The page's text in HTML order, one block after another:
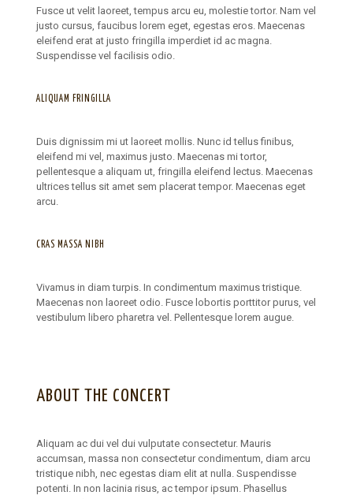
Fusce ut velit laoreet, tempus arcu eu, molestie tortor. Nam vel
justo cursus, faucibus lorem eget, egestas eros. Maecenas
eleifend erat at justo fringilla imperdiet id ac magna.
Suspendisse vel facilisis odio.
ALIQUAM FRINGILLA
Duis dignissim mi ut laoreet mollis. Nunc id tellus finibus,
eleifend mi vel, maximus justo. Maecenas mi tortor,
pellentesque a aliquam ut, fringilla eleifend lectus. Maecenas
ultrices tellus sit amet sem placerat tempor. Maecenas eget
arcu.
CRAS MASSA NIBH
Vivamus in diam turpis. In condimentum maximus tristique.
Maecenas non laoreet odio. Fusce lobortis porttitor purus, vel
vestibulum libero pharetra vel. Pellentesque lorem augue.
ABOUT THE CONCERT
Aliquam ac dui vel dui vulputate consectetur. Mauris
accumsan, massa non consectetur condimentum, diam arcu
tristique nibh, nec egestas diam elit at nulla. Suspendisse
potenti. In non lacinia risus, ac tempor ipsum. Phasellus